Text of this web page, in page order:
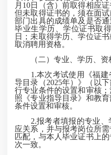
月10日（含）前取得相应
但未取得证书的，须在面
部门出具的成绩单及是否
毕业生学历、学位证书取
日；未取得学历、学位证
取消聘用资格。
（二）专业、学历、资
1.本次考试使用《福建
导目录（2025年）》（以
行专业条件的设置和审核
照《专业指导目录》和教
条件设置和审核。
2.报考者填报的专业、
应关系，并与报考岗位所
匹配，与本人毕业证书上
次一致。